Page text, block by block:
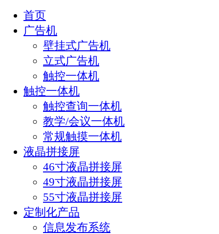
首页
广告机
壁挂式广告机
立式广告机
触控一体机
触控一体机
触控查询一体机
教学/会议一体机
常规触摸一体机
液晶拼接屏
46寸液晶拼接屏
49寸液晶拼接屏
55寸液晶拼接屏
定制化产品
信息发布系统